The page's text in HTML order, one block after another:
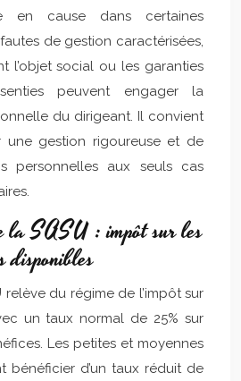
en cause dans certaines
de gestion caractérisées,
l’objet social ou les garanties
peuvent engager la
du dirigeant. Il convient
une gestion rigoureuse et de
personnelles aux seuls cas
la SASU : impôt sur les
disponibles
relève du régime de l’impôt sur
un taux normal de 25% sur
Les petites et moyennes
bénéficier d’un taux réduit de